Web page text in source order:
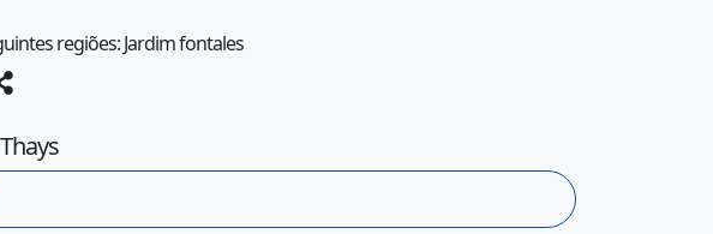
regiões: Jardim fontales
Thays